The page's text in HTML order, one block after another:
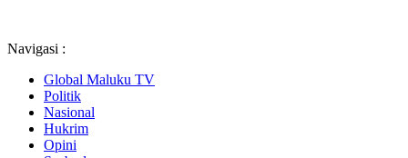
Navigasi :
Global Maluku TV
Politik
Nasional
Hukrim
Opini